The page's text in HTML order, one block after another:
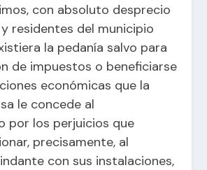
con absoluto desprecio
residentes del municipio
la pedanía salvo para
de impuestos o beneficiarse
económicas que la
le concede al
por los perjuicios que
precisamente, al
con sus instalaciones,